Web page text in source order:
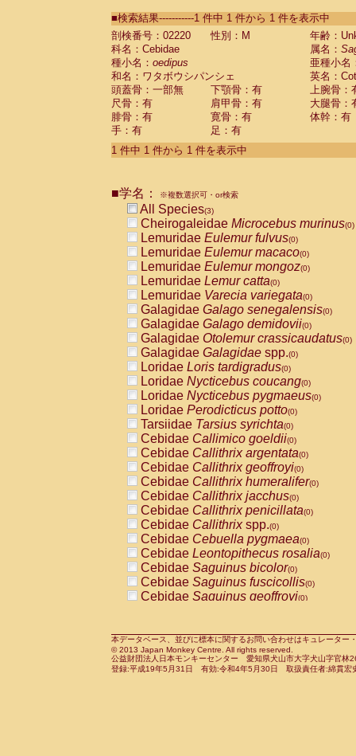
CebidaeSaguinus labiatus(0)
Cebidae Saguinus leucopus (0)
Cebidae
Cebidae
CebidaeSaguinus nigricollis (1)
Cebidae Saguinus oedipus
Cebidae Saguinus weddelli
Cebidae Saguinusspp.
Cebidae Aotus trivirgatus
Cebidae Cebus albifrons
CebidaeCebus nigrivittatus
CebidaeCebus
CebidaeSaimiri boliviensis(0)
CebidaeSaimiri sciureus(0)
AtelidaeAlouatta caraya(0)
AtelidaeAlouatta fusca(0)
AtelidaeAlouatta seniculus
AtelidaeAlouattaspp.(0)
AtelidaeAteles belzebuth(0)
AtelidaeAteles geoffroyi(0)
AtelidaeAteles paniscus(0)
AtelidaeAtelesspp.(0)
Atelidae Lagothrix lagothricha
AtelidaeLagothrix lagothricha cana
PitheciidaeCacajao calvus
PitheciidaeCallicebus cupreus
PitheciidaeCallicebus donacophilus
PitheciidaeCallicebus moloch
PitheciidaeCallicebus torquatus
PitheciidaeCallicebusspp.(0)
PitheciidaeChiropotes satanas(0)
PitheciidaePithecia monachus
PitheciidaePithecia pithecia(0)
CercopithecidaeCercocebus agilis
CercopithecidaeCercocebus
CercopithecidaeCercocebus
CercopithecidaeCercocebus
CercopithecidaeCercocebus
CercopithecidaeCercocebushybrid
CercopithecidaePapio anubis(0)
CercopithecidaePapio cynocephalus
CercopithecidaePapio hamadryas(0)
■検索結果-----------1 件中 1 件から 1 件を表示中
剖検番号：02220
性別：M
年齢：
科名：Cebidae
属名：
種小名： oedipus
亜種小名
和名：ワタボウシパンシェ
英名：
頭蓋骨：一部無
下顎骨：有
上腕骨：
尺骨：有
肩甲骨：有
大腿骨：
腓骨：有
寛骨：有
体幹：有
手：有
足：有
1 件中 1 件から 1 件を表示中
■学名： ※複数選択可・or検索
All Species(3)
Cheirogaleidae Microcebus murinus(0)
Lemuridae Eulemur fulvus(0)
Lemuridae Eulemur macaco(0)
Lemuridae Eulemur mongoz(0)
Lemuridae Lemur catta(0)
Lemuridae Varecia variegata(0)
Galagidae Galago senegalensis(0)
Galagidae Galago demidovii(0)
Galagidae Otolemur crassicaudatus(0)
Galagidae Galagidae spp.(0)
Loridae Loris tardigradus(0)
Loridae Nycticebus coucang(0)
Loridae Nycticebus pygmaeus(0)
Loridae Perodicticus potto(0)
Tarsiidae Tarsius syrichta(0)
Cebidae Callimico goeldii(0)
Cebidae Callithrix argentata(0)
Cebidae Callithrix geoffroyi(0)
Cebidae Callithrix humeralifer(0)
Cebidae Callithrix jacchus(0)
Cebidae Callithrix penicillata(0)
Cebidae Callithrixspp.(0)
Cebidae Cebuella pygmaea(0)
Cebidae Leontopithecus rosalia(0)
Cebidae Saguinus bicolor(0)
Cebidae Saguinus fuscicollis(0)
Cebidae Saguinus geoffroyi(0)
CebidaeSaguinus leucopus(0)
CebidaeSaguinus midas(0)
Cebidae Saguinus mystax(0)
本データベース、並びに標本に関するお問い合わせはキュレータ
© 2013 Japan Monkey Centre. All rights reserved.
公益財団法人日本モンキーセンター 愛知県犬山市大字犬山字官
登録:平成19年5月31日 有効:令和4年5月30日 取扱責任者:綿貫宏